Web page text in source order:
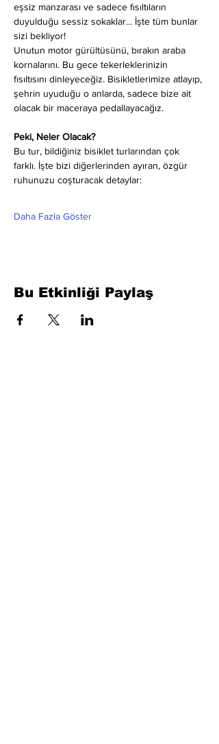
eşsiz manzarası ve sadece fısıltıların
duyulduğu sessiz sokaklar... İşte tüm bunlar
sizi bekliyor!
Unutun motor gürültüsünü, bırakın araba
kornalarını. Bu gece tekerleklerinizin
fısıltısını dinleyeceğiz. Bisikletlerimize atlayıp,
şehrin uyuduğu o anlarda, sadece bize ait
olacak bir maceraya pedallayacağız.
Peki, Neler Olacak?
Bu tur, bildiğiniz bisiklet turlarından çok
farklı. İşte bizi diğerlerinden ayıran, özgür
ruhunuzu coşturacak detaylar:
Daha Fazla Göster
Bu Etkinliği Paylaş